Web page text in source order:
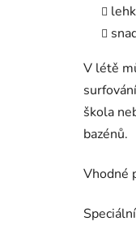
V létě
škola
bazénů.
Vhodné